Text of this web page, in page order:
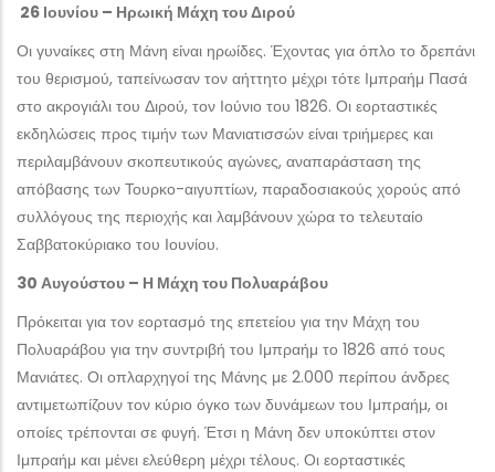
26 Ιουνίου – Ηρωική Μάχη του Διρού
Οι γυναίκες στη Μάνη είναι ηρωίδες. Έχοντας για όπλο το δρεπάνι
του θερισμού, ταπείνωσαν τον αήττητο μέχρι τότε Ιμπραήμ Πασά
στο ακρογιάλι του Διρού, τον Ιούνιο του 1826. Οι εορταστικές
εκδηλώσεις προς τιμήν των Μανιατισσών είναι τριήμερες και
περιλαμβάνουν σκοπευτικούς αγώνες, αναπαράσταση της
απόβασης των Τουρκο-αιγυπτίων, παραδοσιακούς χορούς από
συλλόγους της περιοχής και λαμβάνουν χώρα το τελευταίο
Σαββατοκύριακο του Ιουνίου.
30 Αυγούστου – Η Μάχη του Πολυαράβου
Πρόκειται για τον εορτασμό της επετείου για την Μάχη του
Πολυαράβου για την συντριβή του Ιμπραήμ το 1826 από τους
Μανιάτες. Οι οπλαρχηγοί της Μάνης με 2.000 περίπου άνδρες
αντιμετωπίζουν τον κύριο όγκο των δυνάμεων του Ιμπραήμ, οι
οποίες τρέπονται σε φυγή. Έτσι η Μάνη δεν υποκύπτει στον
Ιμπραήμ και μένει ελεύθερη μέχρι τέλους. Οι εορταστικές